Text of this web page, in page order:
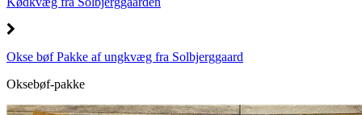
Okse bøf Pakke af ungkvæg fra Solbjerggaard
Oksebøf-pakke